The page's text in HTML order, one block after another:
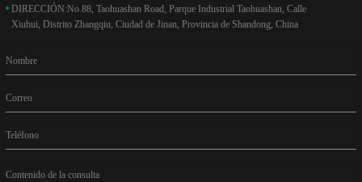
DIRECCIÓN:No.88, Taohuashan Road, Parque Industrial Taohuashan, Calle
Xiuhui, Distrito Zhangqiu, Ciudad de Jinan, Provincia de Shandong, China
Nombre
Correo
Teléfono
Contenido de la consulta